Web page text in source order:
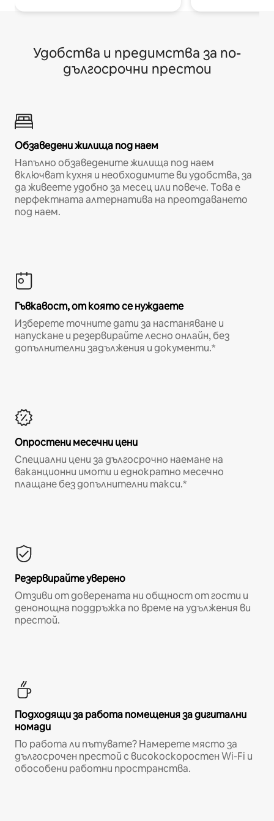
Удобства и предимства за по-
дългосрочни престои
Обзаведени жилища под наем
Напълно обзаведените жилища под наем
включват кухня и необходимите ви удобства, за
да живеете удобно за месец или повече. Това е
перфектната алтернатива на преотдаването
под наем.
Гъвкавост, от която се нуждаете
Изберете точните дати за настаняване и
напускане и резервирайте лесно онлайн, без
допълнителни задължения и документи.*
Опростени месечни цени
Специални цени за дългосрочно наемане на
ваканционни имоти и еднократно месечно
плащане без допълнителни такси.*
Резервирайте уверено
Отзиви от доверената ни общност от гости и
денонощна поддръжка по време на удължения ви
престой.
Подходящи за работа помещения за дигитални
номади
По работа ли пътувате? Намерете място за
дългосрочен престой с високоскоростен Wi-Fi и
обособени работни пространства.